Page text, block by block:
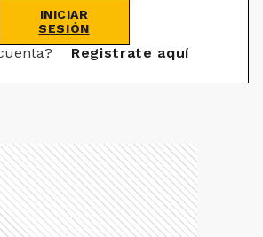
INICIAR
SESIÓN
Registrate aquí